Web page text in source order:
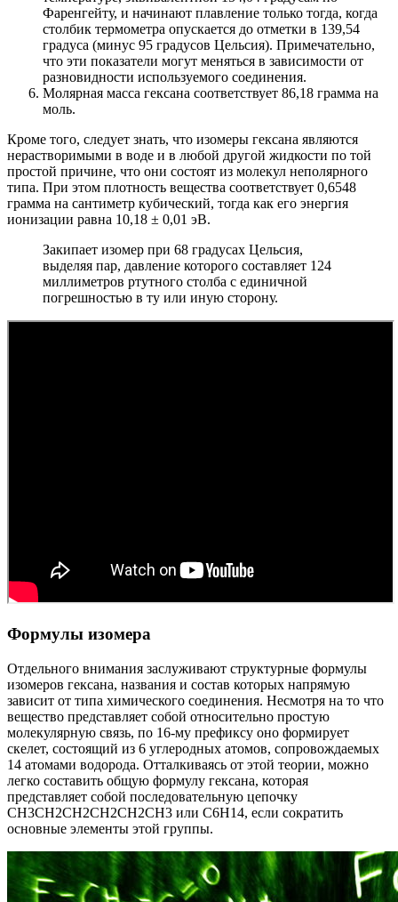
Фаренгейту, и начинают плавление только тогда, когда
столбик термометра опускается до отметки в 139,54
градуса (минус 95 градусов Цельсия). Примечательно,
что эти показатели могут меняться в зависимости от
разновидности используемого соединения.
Молярная масса гексана соответствует 86,18 грамма на
моль.
Кроме того, следует знать, что изомеры гексана являются
нерастворимыми в воде и в любой другой жидкости по той
простой причине, что они состоят из молекул неполярного
типа. При этом плотность вещества соответствует 0,6548
грамма на сантиметр кубический, тогда как его энергия
ионизации равна 10,18 ± 0,01 эВ.
Закипает изомер при 68 градусах Цельсия,
выделяя пар, давление которого составляет 124
миллиметров ртутного столба с единичной
погрешностью в ту или иную сторону.
Формулы изомера
Отдельного внимания заслуживают структурные формулы
изомеров гексана, названия и состав которых напрямую
зависит от типа химического соединения. Несмотря на то что
вещество представляет собой относительно простую
молекулярную связь, по 16-му префиксу оно формирует
скелет, состоящий из 6 углеродных атомов, сопровождаемых
14 атомами водорода. Отталкиваясь от этой теории, можно
легко составить общую формулу гексана, которая
представляет собой последовательную цепочку
CH3CH2CH2CH2CH2CH3 или C6H14, если сократить
основные элементы этой группы.